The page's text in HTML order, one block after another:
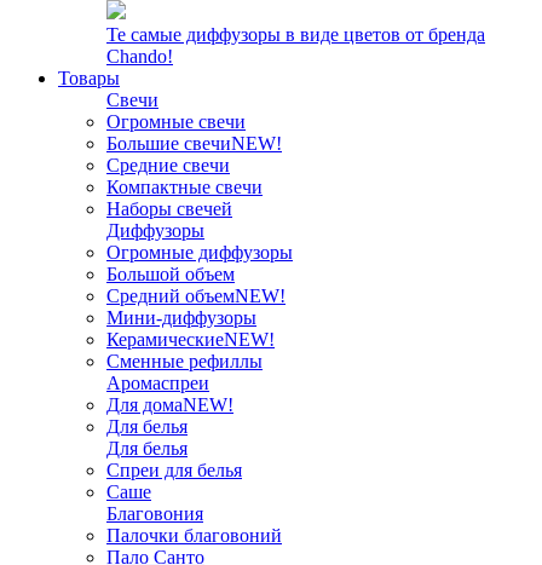
Те самые диффузоры в виде цветов от бренда
Chando!
Товары
Свечи
Огромные свечи
Большие свечиNEW!
Средние свечи
Компактные свечи
Наборы свечей
Диффузоры
Огромные диффузоры
Большой объем
Средний объемNEW!
Мини-диффузоры
КерамическиеNEW!
Сменные рефиллы
Аромаспреи
Для домаNEW!
Для белья
Для белья
Спреи для белья
Саше
Благовония
Палочки благовоний
Пало Санто